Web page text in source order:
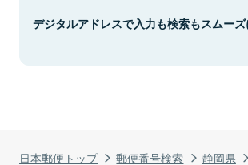
日本郵便トップ 郵便番号検索 静岡県
デジタルアドレスで入力も検索もスムーズ